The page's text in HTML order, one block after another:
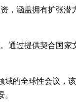
涵盖拥有扩张潜
通过提供契合国
的全球性会议，